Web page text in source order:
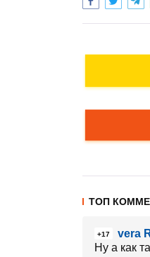
ТОП
+17
vera
Ну а как